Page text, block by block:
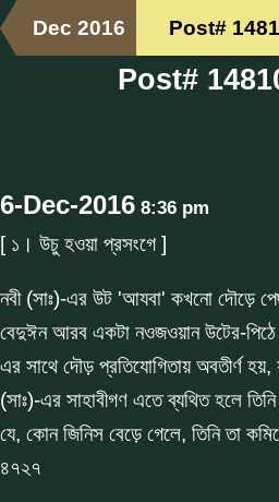
Dec 2016 Post#
Post#
6-Dec-2016 8:36 pm
[ ১। উচু হওয়া প্রসংগে ]
নবী (সাঃ)-এর উট 'আযবা' কখনো দৌড়ে
বেদুঈন আরব একটা নওজওয়ান উটের-
এর সাথে দৌড় প্রতিযোগিতায় অবতীর্ণ
(সাঃ)-এর সাহাবীগণ এতে ব্যথিত হলে
যে, কোন জিনিস বেড়ে গেলে, তিনি তা
৪৭২৭